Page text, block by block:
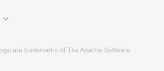
are trademarks of The Apache Software